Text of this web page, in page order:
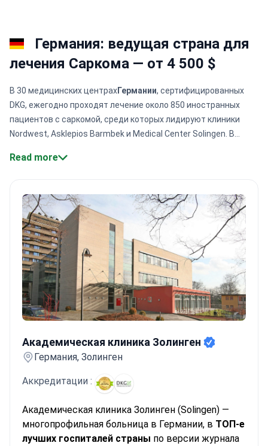
Германия: ведущая страна для
лечения Саркома — от 4 500 $
В 30 медицинских центрахГермании, сертифицированных
DKG, ежегодно проходят лечение около 850 иностранных
пациентов с саркомой, среди которых лидируют клиники
Nordwest, Asklepios Barmbek и Medical Center Solingen. В
пациентов, желающих получить опыт применения методов
терапия,снижающая рецидив на 15-20%, и ингибиторы
MDM2для липосаркомы.Nordwest имеетсертификат
Немецкого онкологического общества
, а Asklepios
участвует в сети EuroSARC. Пятилетняя выживаемость
достигает70-80%для локализованных случаев, а
иммунотерапия ингибиторами PD-1 показывает 15-20%-ный
ответ при распространенных плеоморфных саркомах.
Read more
Академическая клиника Золинген
Германия, Золинген
Аккредитации :
Академическая клиника Золинген (Solingen) —
многопрофильная больница в Германии, в ТОП-е
лучших госпиталей страны по версии журнала